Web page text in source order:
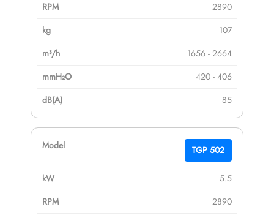
2890
107
1656 - 2664
420 - 406
85
TGP 502
5.5
2890